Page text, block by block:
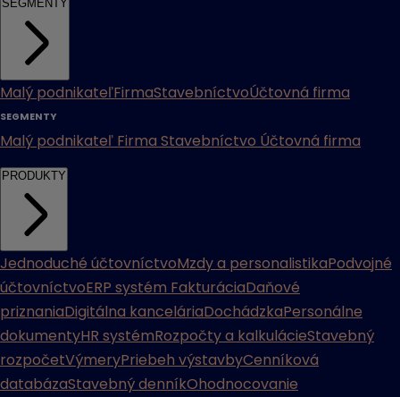
SEGMENTY
Malý podnikateľFirmaStavebníctvoÚčtovná firma
SEGMENTY
Malý podnikateľ Firma Stavebníctvo Účtovná firma
PRODUKTY
Jednoduché účtovníctvoMzdy a personalistikaPodvojné
účtovníctvoERP systém FakturáciaDaňové
priznaniaDigitálna kanceláriaDochádzkaPersonálne
dokumentyHR systémRozpočty a kalkulácieStavebný
rozpočetVýmeryPriebeh výstavbyCenníková
databázaStavebný denníkOhodnocovanie